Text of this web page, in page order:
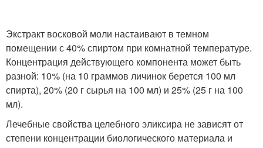
Экстракт восковой моли настаивают в темном
помещении с 40% спиртом при комнатной температуре.
Концентрация действующего компонента может быть
разной: 10% (на 10 граммов личинок берется 100 мл
спирта), 20% (20 г сырья на 100 мл) и 25% (25 г на 100
мл).
Лечебные свойства целебного эликсира не зависят от
степени концентрации биологического материала и